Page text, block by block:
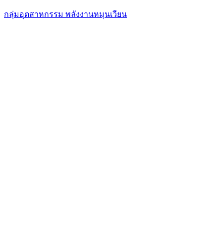
กลุ่มอุตสาหกรรม พลังงานหมุนเวียน